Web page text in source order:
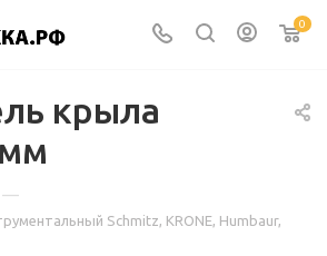
0
крыла
—
Schmitz, KRONE, Humbaur,